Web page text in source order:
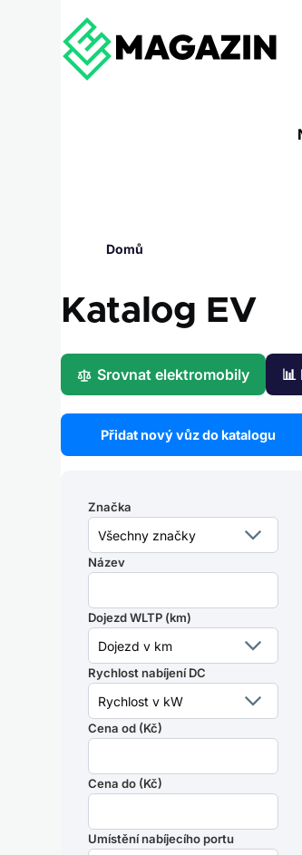
Nástroje
Drobečková
navigace
Domů
Katalog EV
Srovnat elektromobily 📊
Přidat nový vůz do katalogu
Značka
Název
Dojezd WLTP (km)
Rychlost nabíjení DC
Cena od (Kč)
Cena do (Kč)
Umístění nabíjecího portu